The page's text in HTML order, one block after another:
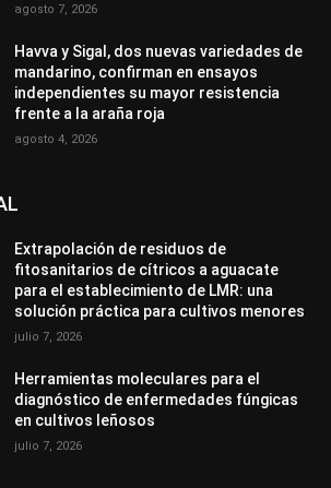
agosto 7, 2026
Havva y Sigal, dos nuevas variedades de
mandarino, confirman en ensayos
independientes su mayor resistencia
frente a la araña roja
agosto 4, 2026
Extrapolación de residuos de
fitosanitarios de cítricos a aguacate
para el establecimiento de LMR: una
solución práctica para cultivos menores
julio 7, 2026
Herramientas moleculares para el
diagnóstico de enfermedades fúngicas
en cultivos leñosos
julio 7, 2026